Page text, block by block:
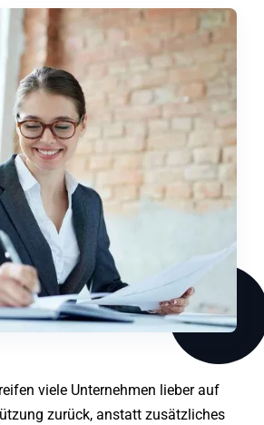
viele Unternehmen lieber auf
zurück, anstatt zusätzliches